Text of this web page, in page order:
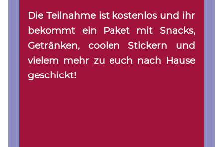
Die Teilnahme ist kostenlos und ihr
bekommt ein Paket mit Snacks,
Getränken, coolen Stickern und
vielem mehr zu euch nach Hause
geschickt!